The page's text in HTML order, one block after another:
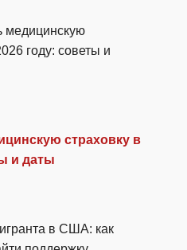
страховку в
и даты